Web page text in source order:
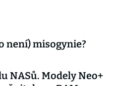
není) misogynie?
NASů. Modely Neo+